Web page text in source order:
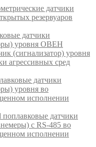
датчики
резервуаров
датчики
уровня ОВЕН
(сигнализатор) уровня
агрессивных сред
датчики
уровня во
исполнении
датчики
с RS-485 во
исполнении